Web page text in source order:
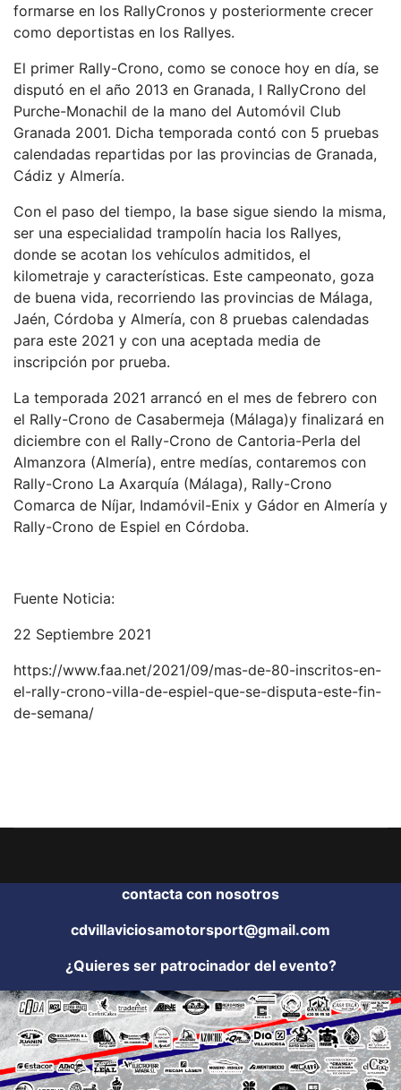
formarse en los RallyCronos y posteriormente crecer
como deportistas en los Rallyes.
El primer Rally-Crono, como se conoce hoy en día, se
disputó en el año 2013 en Granada, I RallyCrono del
Purche-Monachil de la mano del Automóvil Club
Granada 2001. Dicha temporada contó con 5 pruebas
calendadas repartidas por las provincias de Granada,
Cádiz y Almería.
Con el paso del tiempo, la base sigue siendo la misma,
ser una especialidad trampolín hacia los Rallyes,
donde se acotan los vehículos admitidos, el
kilometraje y características. Este campeonato, goza
de buena vida, recorriendo las provincias de Málaga,
Jaén, Córdoba y Almería, con 8 pruebas calendadas
para este 2021 y con una aceptada media de
inscripción por prueba.
La temporada 2021 arrancó en el mes de febrero con
el Rally-Crono de Casabermeja (Málaga)y finalizará en
diciembre con el Rally-Crono de Cantoria-Perla del
Almanzora (Almería), entre medías, contaremos con
Rally-Crono La Axarquía (Málaga), Rally-Crono
Comarca de Níjar, Indamóvil-Enix y Gádor en Almería y
Rally-Crono de Espiel en Córdoba.
Fuente Noticia:
22 Septiembre 2021
https://www.faa.net/2021/09/mas-de-80-inscritos-en-
el-rally-crono-villa-de-espiel-que-se-disputa-este-fin-
de-semana/
contacta con nosotros
cdvillaviciosamotorsport@gmail.com
¿Quieres ser patrocinador del evento?